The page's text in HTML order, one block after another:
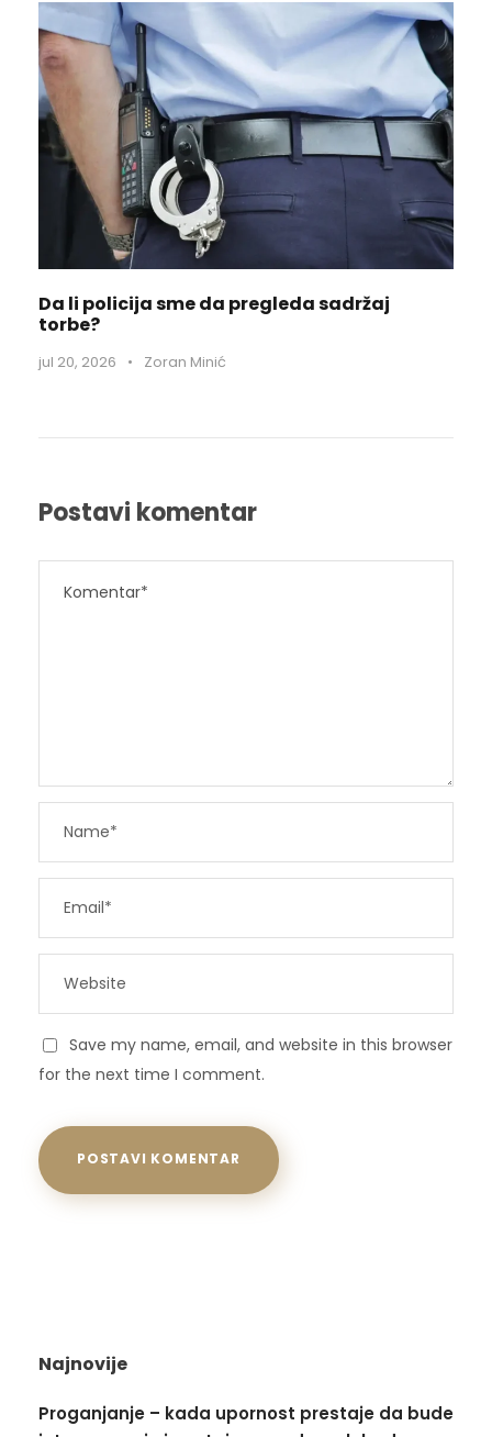
Da li policija sme da pregleda sadržaj
torbe?
jul 20, 2026 • Zoran Minić
Postavi komentar
Save my name, email, and website in this browser
for the next time I comment.
Najnovije
Proganjanje – kada upornost prestaje da bude